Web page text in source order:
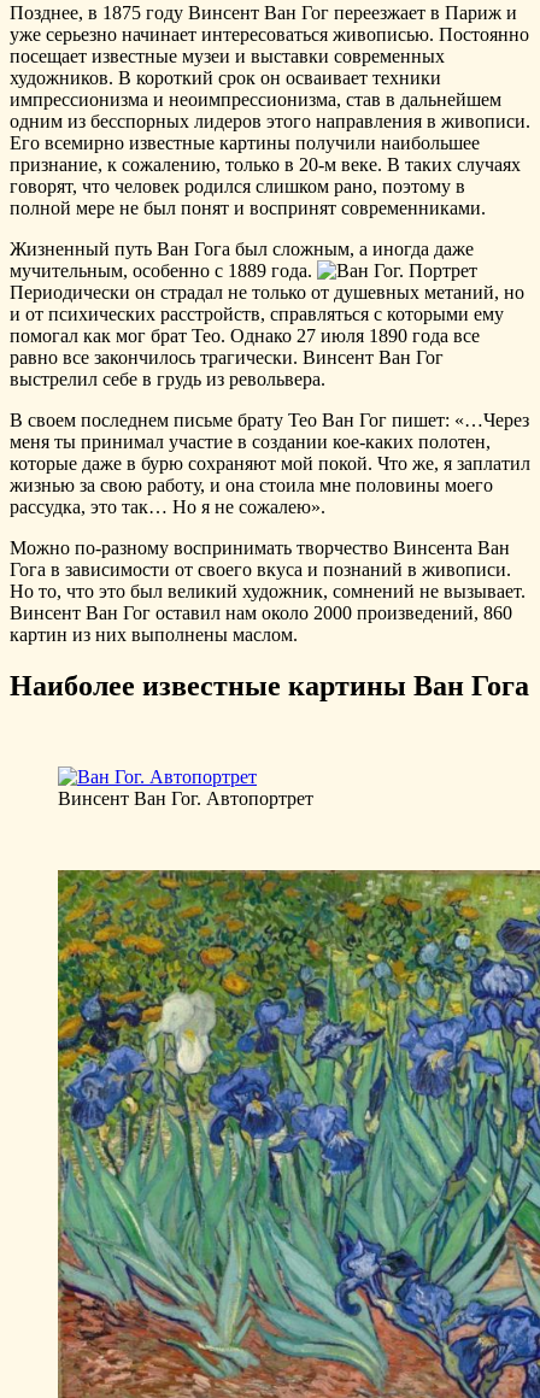
Позднее, в 1875 году Винсент Ван Гог переезжает в Париж и
уже серьезно начинает интересоваться живописью. Постоянно
посещает известные музеи и выставки современных
художников. В короткий срок он осваивает техники
импрессионизма и неоимпрессионизма, став в дальнейшем
одним из бесспорных лидеров этого направления в живописи.
Его всемирно известные картины получили наибольшее
признание, к сожалению, только в 20-м веке. В таких случаях
говорят, что человек родился слишком рано, поэтому в
полной мере не был понят и воспринят современниками.
Жизненный путь Ван Гога был сложным, а иногда даже
мучительным, особенно с 1889 года.
Периодически он страдал не только от душевных метаний, но
и от психических расстройств, справляться с которыми ему
помогал как мог брат Тео. Однако 27 июля 1890 года все
равно все закончилось трагически. Винсент Ван Гог
выстрелил себе в грудь из револьвера.
В своем последнем письме брату Тео Ван Гог пишет: «…Через
меня ты принимал участие в создании кое-каких полотен,
которые даже в бурю сохраняют мой покой. Что же, я заплатил
жизнью за свою работу, и она стоила мне половины моего
рассудка, это так… Но я не сожалею».
Можно по-разному воспринимать творчество Винсента Ван
Гога в зависимости от своего вкуса и познаний в живописи.
Но то, что это был великий художник, сомнений не вызывает.
Винсент Ван Гог оставил нам около 2000 произведений, 860
картин из них выполнены маслом.
Наиболее известные картины Ван Гога
Винсент Ван Гог. Автопортрет